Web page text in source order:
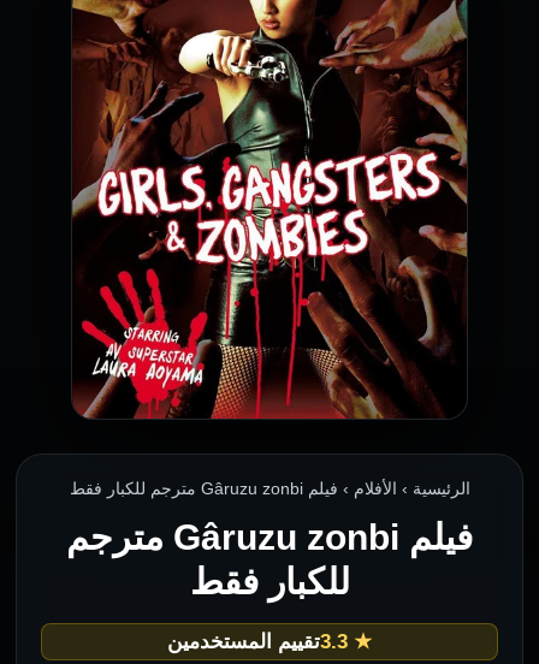
الرئيسية › الأفلام › فيلم Gâruzu zonbi مترجم للكبار فقط
فيلم Gâruzu zonbi مترجم
للكبار فقط
★ 3.3 تقييم المستخدمين